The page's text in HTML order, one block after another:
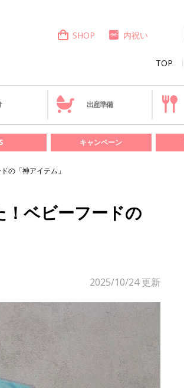
TOP
SHOP 内祝い
出産準備
キャンペーン
の「神アイテム」
！ベビーフードの
2025/10/24更新